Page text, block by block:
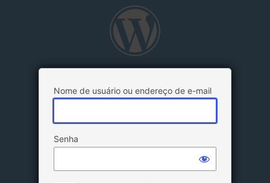
Nome de usuário ou endereço de e-mail
Senha